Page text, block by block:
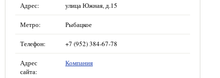
Адрес: улица Южная, д.15
Метро: Рыбацкое
Телефон: +7 (952) 384-67-78
Адрес
сайта:
Компания